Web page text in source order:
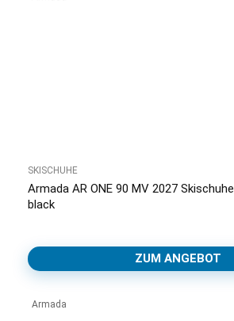
SKISCHUHE
Armada AR ONE 90 MV 2027 Skischuhe
black
ZUM ANGEBOT
Armada